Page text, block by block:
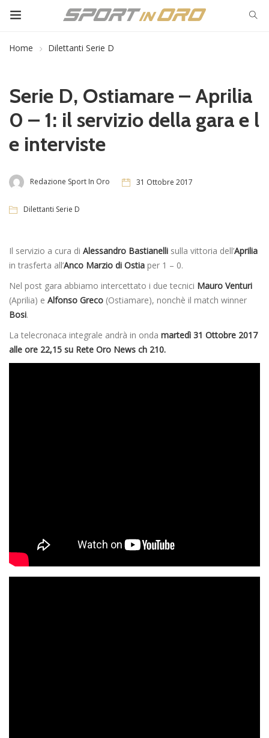
Home Dilettanti Serie D
Serie D, Ostiamare – Aprilia
0 – 1: il servizio della gara e l
e interviste
Redazione Sport In Oro 31 Ottobre 2017
Dilettanti Serie D
Il servizio a cura di Alessandro Bastianelli sulla vittoria dell’Aprilia
in trasferta all’Anco Marzio di Ostia per 1 – 0.
Nel post gara abbiamo intercettato i due tecnici Mauro Venturi
(Aprilia) e Alfonso Greco (Ostiamare), nonchè il match winner
Bosi.
La telecronaca integrale andrà in onda martedì 31 Ottobre 2017
alle ore 22,15 su Rete Oro News ch 210.